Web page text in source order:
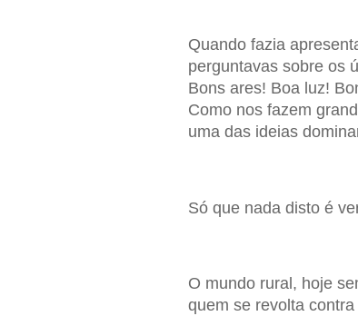
Quando fazia
perguntavas sobre os
Bons ares! Boa luz!
Como nos fazem
uma das ideias
Só que nada disto é
O mundo rural, hoje
quem se revolta